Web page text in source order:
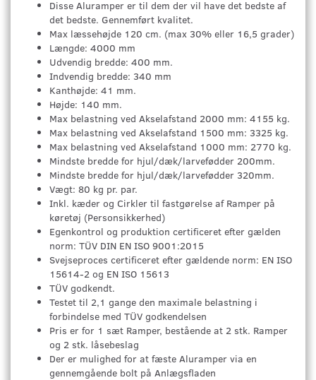
Disse Aluramper er til dem der vil have det bedste af
det bedste. Gennemført kvalitet.
Max læssehøjde 120 cm. (max 30% eller 16,5 grader)
Længde: 4000 mm
Udvendig bredde: 400 mm.
Indvendig bredde: 340 mm
Kanthøjde: 41 mm.
Højde: 140 mm.
Max belastning ved Akselafstand 2000 mm: 4155 kg.
Max belastning ved Akselafstand 1500 mm: 3325 kg.
Max belastning ved Akselafstand 1000 mm: 2770 kg.
Mindste bredde for hjul/dæk/larvefødder 200mm.
Mindste bredde for hjul/dæk/larvefødder 320mm.
Vægt: 80 kg pr. par.
Inkl. kæder og Cirkler til fastgørelse af Ramper på
køretøj (Personsikkerhed)
Egenkontrol og produktion certificeret efter gælden
norm: TÜV DIN EN ISO 9001:2015
Svejseproces certificeret efter gældende norm: EN ISO
15614-2 og EN ISO 15613
TÜV godkendt.
Testet til 2,1 gange den maximale belastning i
forbindelse med TÜV godkendelsen
Pris er for 1 sæt Ramper, bestående at 2 stk. Ramper
og 2 stk. låsebeslag
Der er mulighed for at fæste Aluramper via en
gennemgående bolt på Anlægsfladen